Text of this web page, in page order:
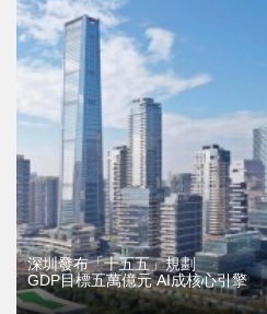
深圳發布「十五五」規劃
GDP目標五萬億元 AI成核心引擎